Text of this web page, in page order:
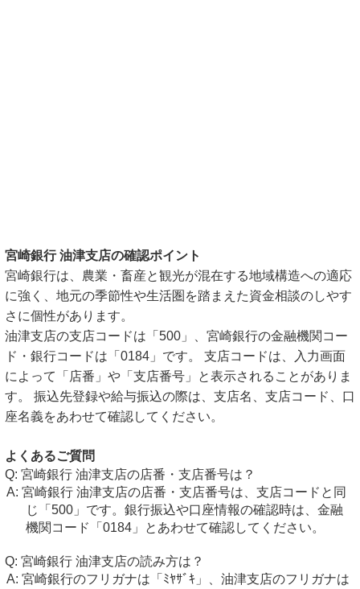
宮崎銀行 油津支店の確認ポイント
宮崎銀行は、農業・畜産と観光が混在する地域構造への適応
に強く、地元の季節性や生活圏を踏まえた資金相談のしやす
さに個性があります。
油津支店の支店コードは「500」、宮崎銀行の金融機関コー
ド・銀行コードは「0184」です。 支店コードは、入力画面
によって「店番」や「支店番号」と表示されることがありま
す。 振込先登録や給与振込の際は、支店名、支店コード、口
座名義をあわせて確認してください。
よくあるご質問
宮崎銀行 油津支店の店番・支店番号は？
宮崎銀行 油津支店の店番・支店番号は、支店コードと同
じ「500」です。銀行振込や口座情報の確認時は、金融
機関コード「0184」とあわせて確認してください。
宮崎銀行 油津支店の読み方は？
宮崎銀行のフリガナは「ﾐﾔｻﾞｷ」、油津支店のフリガナは